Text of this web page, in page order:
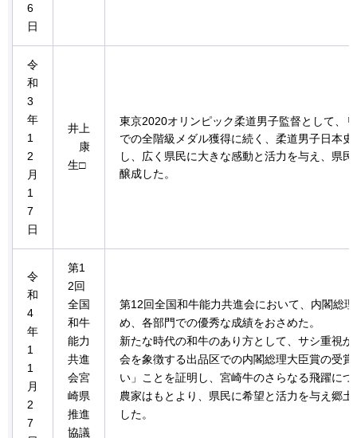
6
日
令
和
3
年
1
2
月
1
7
日
井上
康
生□
東京2020オリンピック柔道男子監督として、
での全階級メダル獲得に続く、柔道男子日本
し、広く県民に大きな感動と活力を与え、県
醸成した。
令
和
4
年
1
1
月
2
7
第1
2回
全国
和牛
能力
共進
会宮
崎県
推進
協議
第12回全国和牛能力共進会において、内閣総
め、各部門での優秀な成績をおさめた。
新たな時代の和牛のあり方として、サシ重視
会を象徴する出品区での内閣総理大臣賞の受
い」ことを証明し、宮崎牛のさらなる飛躍に
農家はもとより、県民に希望と活力を与え郷
した。